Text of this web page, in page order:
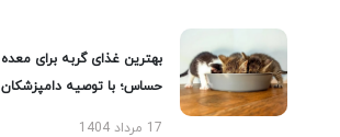
بهترین غذای گربه برای معده
حساس؛ با توصیه دامپزشکان
17 مرداد 1404